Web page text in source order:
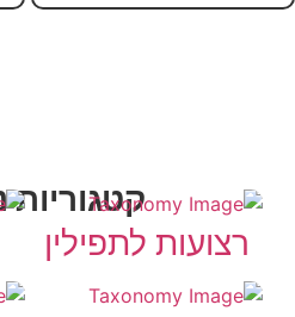
קטגוריות
רצועות לתפילין